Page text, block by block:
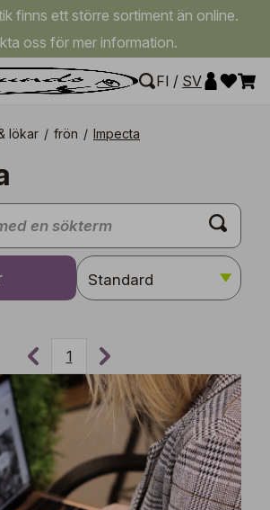
finns ett större sortiment än online.
oss för mer information.
FI / SV
lökar / frön / Impecta
1